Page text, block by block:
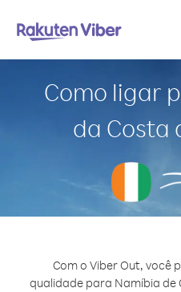
Como ligar
da Costa
Com o Viber Out, você
qualidade para Namíbia de